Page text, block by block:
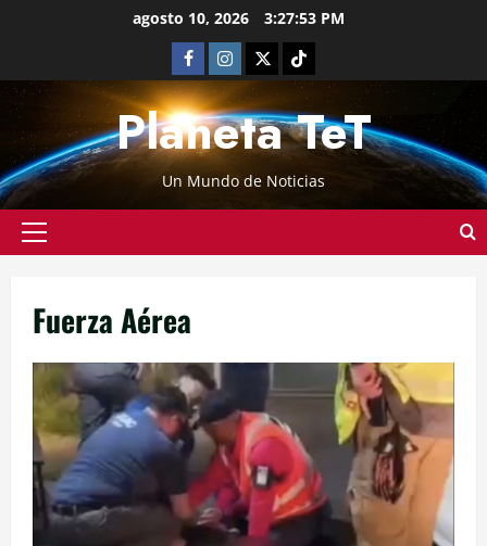
agosto 10, 2026 3:27:54 PM
Planeta TeT
Un Mundo de Noticias
Fuerza Aérea